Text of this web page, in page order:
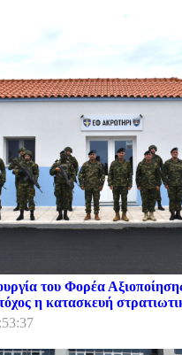
του Φορέα
η κατασκευή